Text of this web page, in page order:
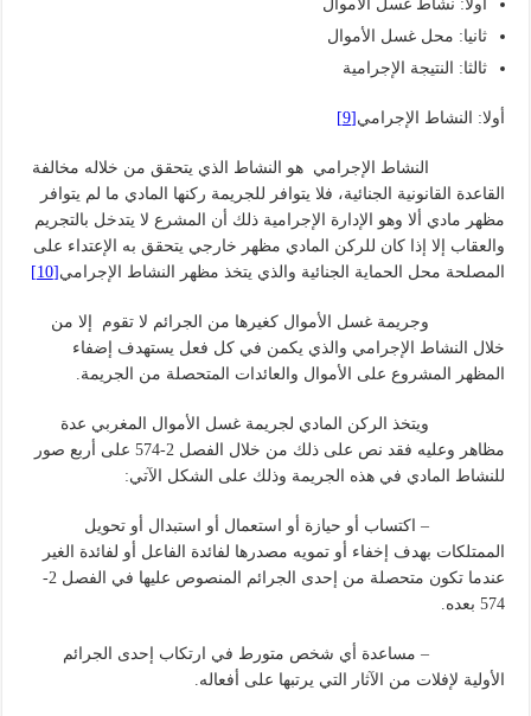
أولا: نشاط غسل الأموال
ثانيا: محل غسل الأموال
ثالثا: النتيجة الإجرامية
أولا: النشاط الإجرامي [9]
النشاط الإجرامي هو النشاط الذي يتحقق من خلاله مخالفة
القاعدة القانونية الجنائية، فلا يتوافر للجريمة ركنها المادي ما لم يتوافر
مظهر مادي ألا وهو الإدارة الإجرامية ذلك أن المشرع لا يتدخل بالتجريم
والعقاب إلا إذا كان للركن المادي مظهر خارجي يتحقق به الإعتداء على
المصلحة محل الحماية الجنائية والذي يتخذ مظهر النشاط الإجرامي [10]
وجريمة غسل الأموال كغيرها من الجرائم لا تقوم إلا من
خلال النشاط الإجرامي والذي يكمن في كل فعل يستهدف إضفاء
المظهر المشروع على الأموال والعائدات المتحصلة من الجريمة.
ويتخذ الركن المادي لجريمة غسل الأموال المغربي عدة
مظاهر وعليه فقد نص على ذلك من خلال الفصل 2-574 على أربع صور
للنشاط المادي في هذه الجريمة وذلك على الشكل الآتي:
– اكتساب أو حيازة أو استعمال أو استبدال أو تحويل
الممتلكات بهدف إخفاء أو تمويه مصدرها لفائدة الفاعل أو لفائدة الغير
عندما تكون متحصلة من إحدى الجرائم المنصوص عليها في الفصل 2-
574 بعده.
– مساعدة أي شخص متورط في ارتكاب إحدى الجرائم
الأولية لإفلات من الآثار التي يرتبها على أفعاله.